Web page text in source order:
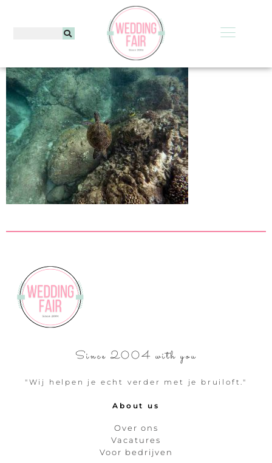
Since 2004 with you
"Wij helpen je echt verder met je bruiloft."
About us
Over ons
Vacatures
Voor bedrijven